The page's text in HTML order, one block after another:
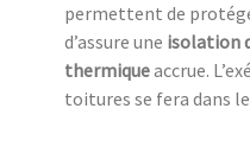
permettent de
d’assure une isolation
thermiqueaccrue.
toitures se fera dans